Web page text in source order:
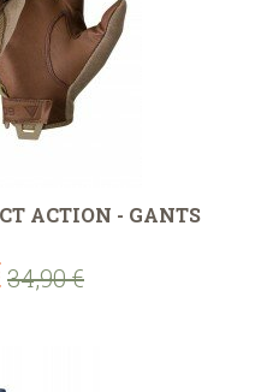
ACTION - GANTS
34,90 €